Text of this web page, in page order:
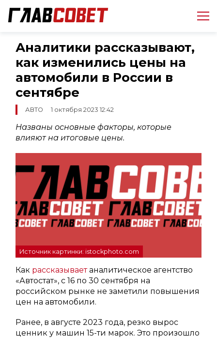
Аналитики рассказывают,
как изменились цены на
автомобили в России в
сентябре
АВТО 1 октября 2023 12:42
Названы основные факторы, которые
влияют на итоговые цены.
Источник картинки: istockphoto.com
Как рассказываетаналитическое агентство
«Автостат», с 16 по 30 сентября на
российском рынке не заметили повышения
цен на автомобили.
Ранее, в августе 2023 года, резко вырос
ценник у машин 15-ти марок. Это произошло